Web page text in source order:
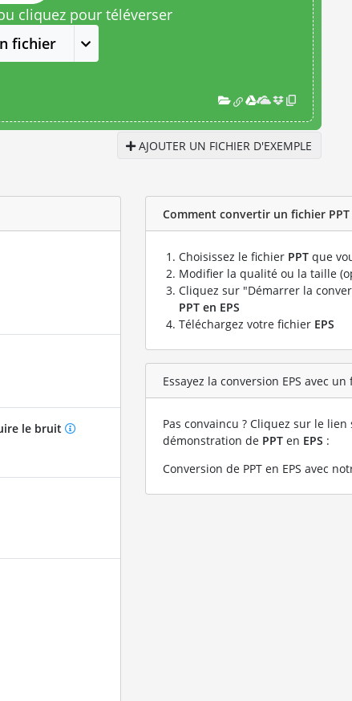
cliquez pour téléverser
fichier
AJOUTER UN FICHIER D'EXEMPLE
le bruit
Comment convertir un fichier PPT
Choisissez le fichier PPT que
Modifier la qualité ou la taille
Cliquez sur "Démarrer la
PPT en EPS
Téléchargez votre fichier EPS
Essayez la conversion EPS avec
Pas convaincu ? Cliquez sur le
démonstration de PPT en EPS :
Conversion de PPT en EPS avec